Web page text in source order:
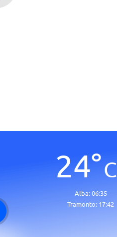
24°C
Alba:06:35
Tramonto: 17:42